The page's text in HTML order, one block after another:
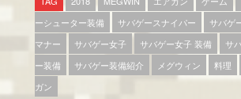
ーシューター装備
サバゲースナイパー サバゲ
マナー
サバゲー女子 サバゲー女子 装備 サ
ー装備
サバゲー装備紹介 メグウィン 料理
ガン